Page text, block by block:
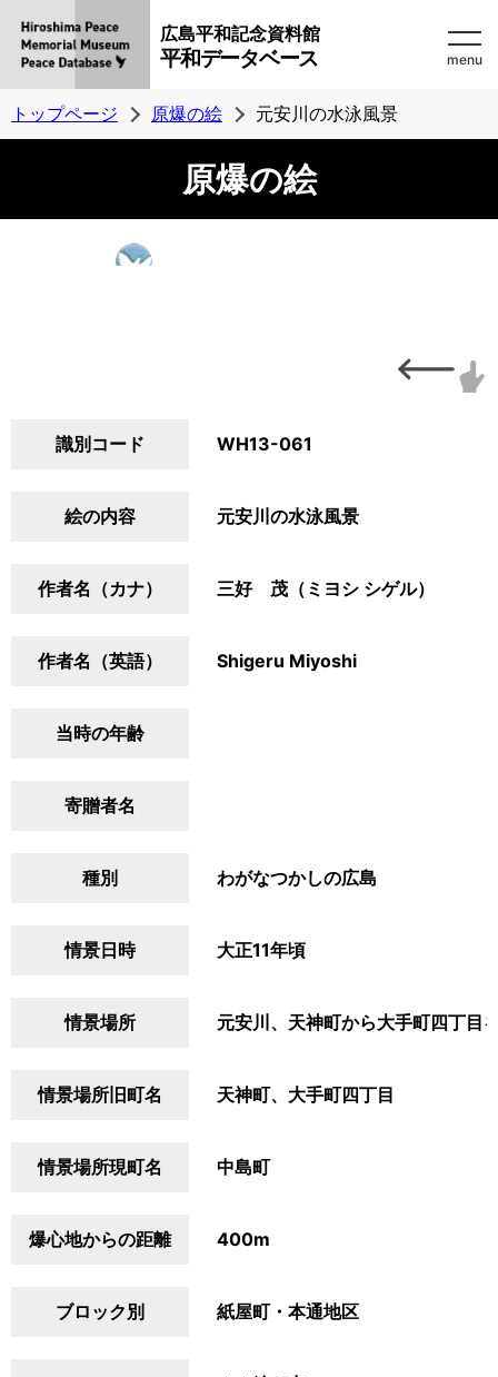
広島平和記念資料館
平和データベース menu
トップページ 原爆の絵 元安川の水泳風景
原爆の絵
識別コード WH13-061
絵の内容 元安川の水泳風景
作者名（カナ） 三好 茂（ミヨシ シゲル）
作者名（英語） Shigeru Miyoshi
当時の年齢
寄贈者名
種別 わがなつかしの広島
情景日時 大正11年頃
情景場所 元安川、天神町から大手町四丁目
情景場所旧町名 天神町、大手町四丁目
情景場所現町名 中島町
爆心地からの距離 400m
ブロック別 紙屋町・本通地区